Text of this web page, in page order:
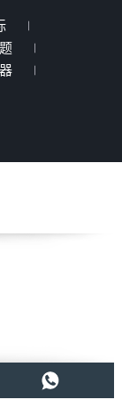
|
|
|